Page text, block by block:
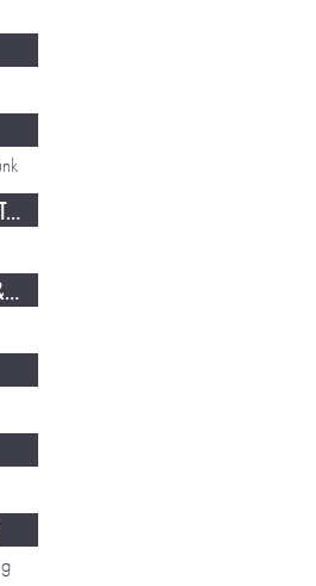
IVA NOVA / ST PETERSBURG
JANE BUNNNETT & MAQUEQUEQUE